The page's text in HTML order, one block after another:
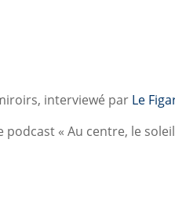
interviewé par Le
« Au centre, le